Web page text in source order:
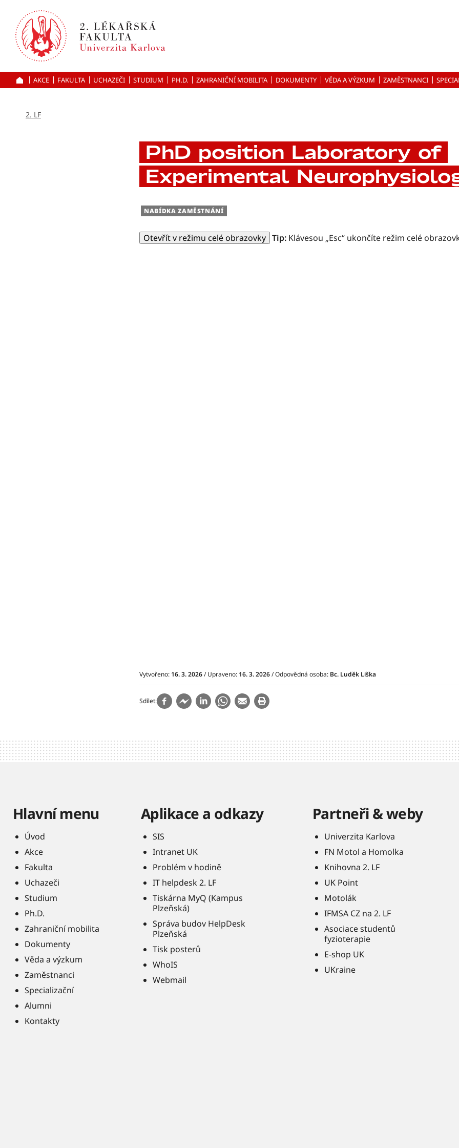
k hlavnímu
obsahu
ÚVOD
AKCE FAKULTA UCHAZEČI STUDIUM PH.D. ZAHRANIČNÍ MOBILITA DOKUMENTY VĚDA A VÝZKUM ZAMĚSTNANCI
2. LF
PhD position Laboratory of
Experimental
NABÍDKA ZAMĚSTNÁNÍ
Otevřít v režimu celé obrazovky Tip: Klávesou „Esc“ ukončíte režim celé
Vytvořeno: 16. 3. 2026/ Upraveno: 16. 3. 2026/ Odpovědná osoba: Bc. Luděk Liška
Sdílet
Hlavní menu
Úvod
Akce
Fakulta
Uchazeči
Studium
Ph.D.
Zahraniční mobilita
Dokumenty
Věda a výzkum
Zaměstnanci
Specializační
Alumni
Kontakty
Aplikace a odkazy
SIS
Intranet UK
Problém v hodině
IT helpdesk 2. LF
Tiskárna MyQ (Kampus
Plzeňská)
Správa budov HelpDesk
Plzeňská
Tisk posterů
WhoIS
Webmail
Partneři & weby
Univerzita Karlova
FN Motol a Homolka
Knihovna 2. LF
UK Point
Motolák
IFMSA CZ na 2. LF
Asociace studentů
fyzioterapie
E-shop UK
UKraine